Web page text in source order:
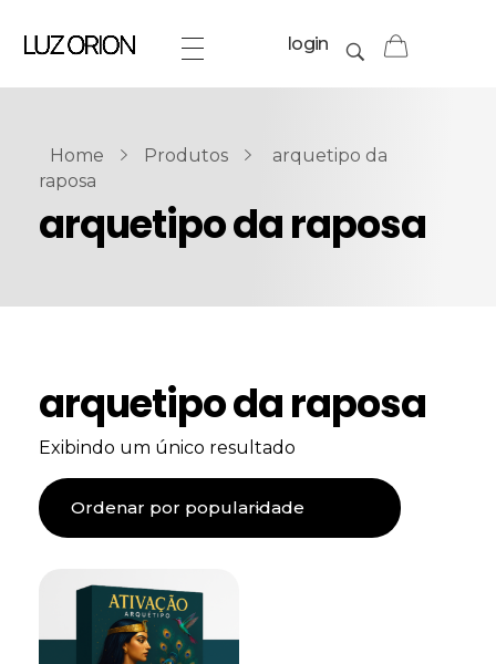
login
Home Produtos
arquetipo da
raposa
arquetipo da raposa
arquetipo da raposa
Exibindo um único resultado